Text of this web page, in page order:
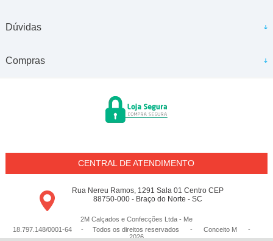
Dúvidas
Compras
CENTRAL DE ATENDIMENTO
Rua Nereu Ramos, 1291 Sala 01 Centro CEP
88750-000 - Braço do Norte - SC
2M Calçados e Confecções Ltda - Me
18.797.148/0001-64 - Todos os direitos reservados
- Conceito M
-
2026